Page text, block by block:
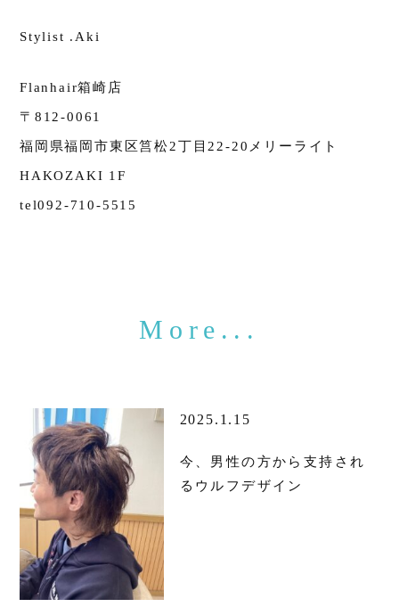
Stylist .Aki
Flanhair箱崎店
〒812-0061
福岡県福岡市東区筥松2丁目22-20メリーライト
HAKOZAKI 1F
tel092-710-5515
2025.1.15
今、男性の方から支持され
るウルフデザイン